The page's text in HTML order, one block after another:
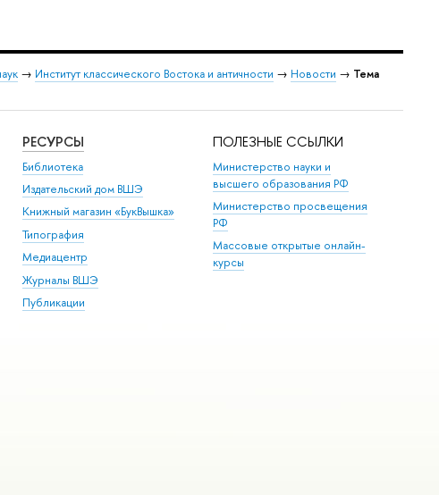
→ Институт классического Востока и античности → Новости → Тема
РЕСУРСЫ
Библиотека
Издательский дом ВШЭ
Книжный магазин «БукВышка»
Типография
Медиацентр
Журналы ВШЭ
Публикации
ПОЛЕЗНЫЕ ССЫЛКИ
Министерство науки и
высшего образования РФ
Министерство просвещения
РФ
Массовые открытые онлайн-
курсы